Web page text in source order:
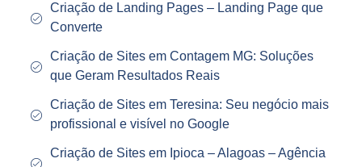
Criação de Landing Pages – Landing Page que
Converte
Criação de Sites em Contagem MG: Soluções
que Geram Resultados Reais
Criação de Sites em Teresina: Seu negócio mais
profissional e visível no Google
Criação de Sites em Ipioca – Alagoas – Agência